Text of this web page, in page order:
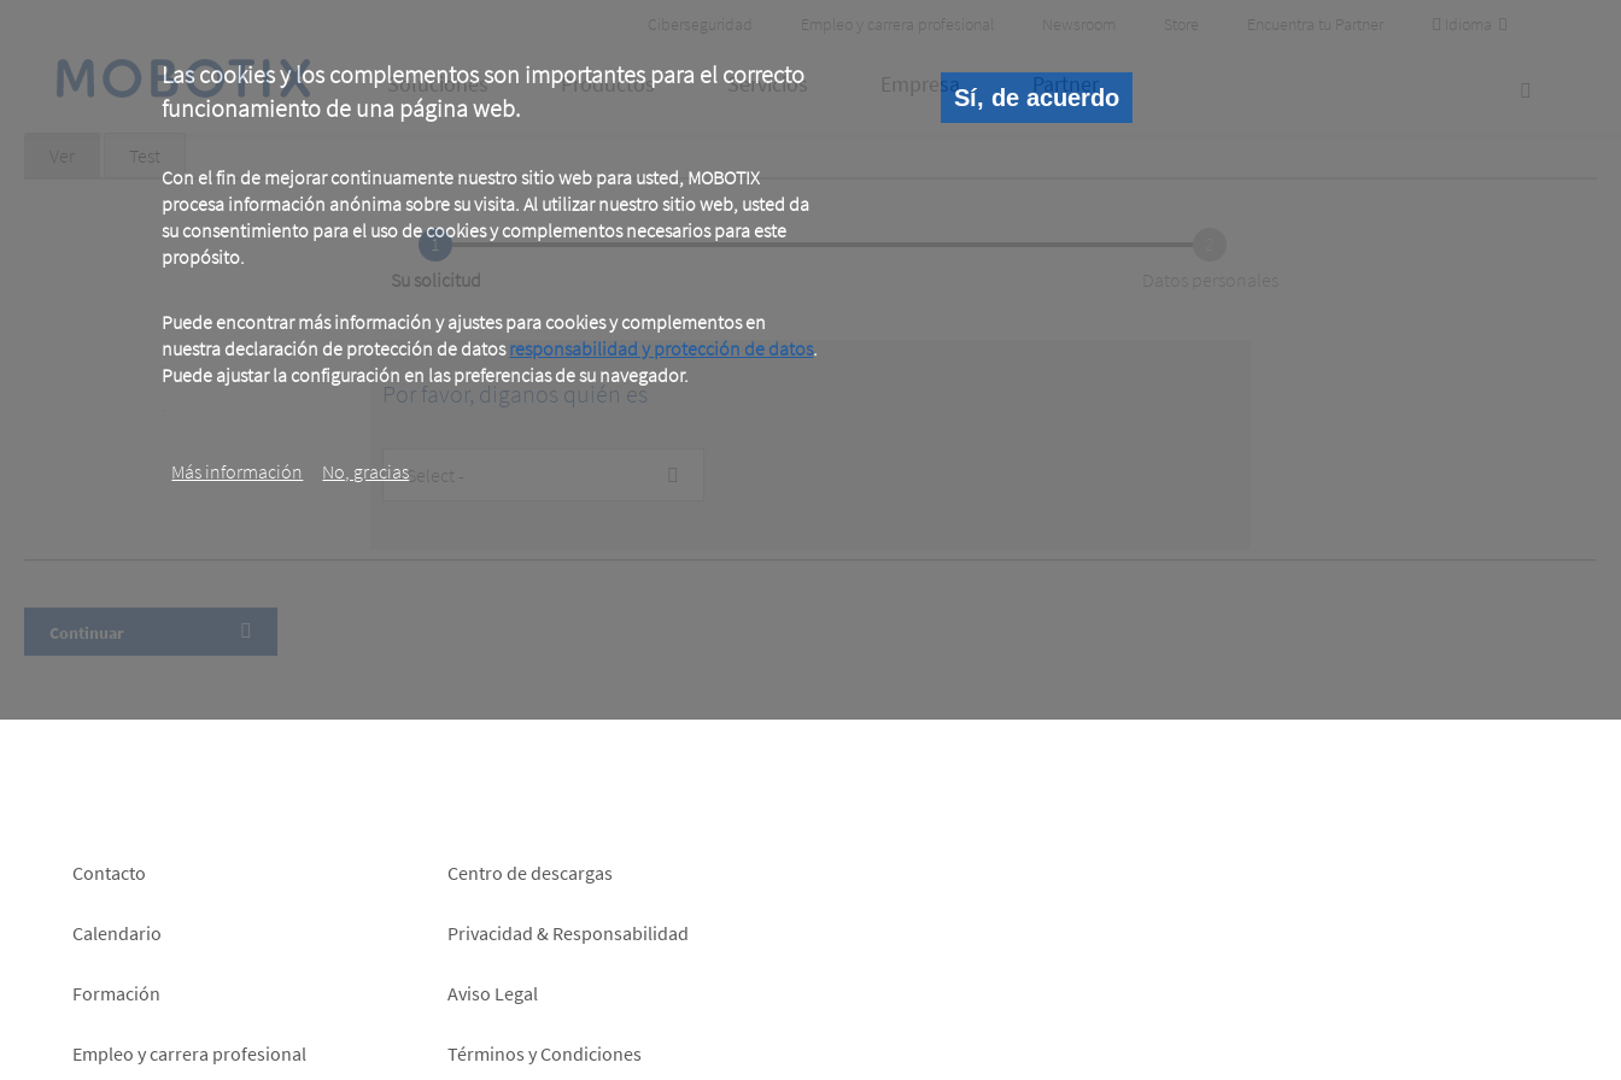
Las cookies y los complementos son importantes para el correcto
funcionamiento de una página web.
Con el fin de mejorar continuamente nuestro sitio web para usted, MOBOTIX
procesa información anónima sobre su visita. Al utilizar nuestro sitio web, usted da
su consentimiento para el uso de cookies y complementos necesarios para este
propósito.
Puede encontrar más información y ajustes para cookies y complementos en
nuestra declaración de protección de datosresponsabilidad y protección de datos.
Puede ajustar la configuración en las preferencias de su navegador.
Más información No, gracias
Sí, de acuerdo
content
Header
Meta
Ciberseguridad Empleo y carrera profesional Newsroom Store Encuentra tu Partner Idioma
Main
navigation
Soluciones Productos Servicios Empresa Partner
Primary
Ver Test
1
Current
Su solicitud
Por favor, diganos quién es
Customer
Type
Footer
left
Contacto
Calendario
Formación
Empleo y carrera profesional
Footer
right
Centro de descargas
Privacidad & Responsabilidad
Aviso Legal
Términos y Condiciones